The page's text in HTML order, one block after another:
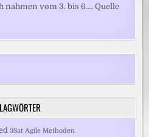
nahmen vom 3. bis 6.... Quelle
3Sat Agile Methoden